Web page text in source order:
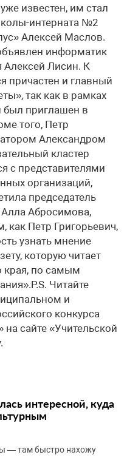
известен, им стал
интерната №2
Алексей Маслов.
информатик
Алексей Лисин. К
причастен и главный
так как в рамках
был приглашен в
того, Петр
Александром
кластер
с представителями
организаций,
председатель
Алла Абросимова,
как Петр Григорьевич,
узнать мнение
которую читает
края, по самым
Читайте
и
конкурса
сайте «Учительской
интересной, куда
— там быстро нахожу